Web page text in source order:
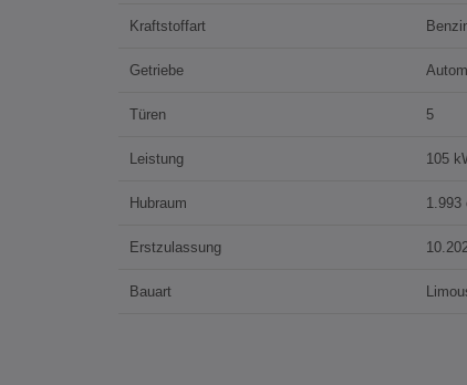
Kraftstoffart
Getriebe
Türen 5
Leistung 105
Hubraum 1.993
Erstzulassung
Bauart